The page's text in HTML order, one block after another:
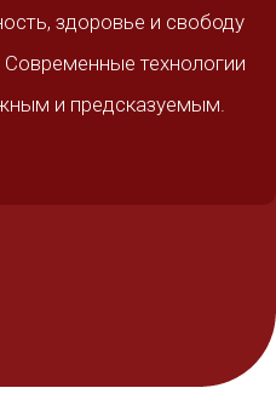
здоровье и свободу
технологии
и предсказуемым.